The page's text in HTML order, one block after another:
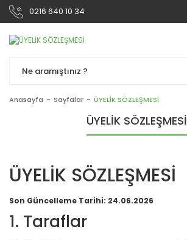
0216 640 10 34
Anasayfa Sayfalar ÜYELİK SÖZLEŞMESİ
ÜYELİK SÖZLEŞMESİ
ÜYELİK SÖZLEŞMESİ
Son Güncelleme Tarihi: 24.06.2026
1. Taraflar